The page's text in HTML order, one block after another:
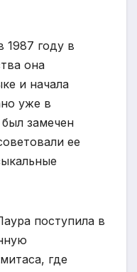
1987 году в
она
и начала
уже в
был замечен
ее
поступила в
где